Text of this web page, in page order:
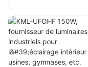
luminaires LED
industriels pour
usines, entrepôts
et autres
applications